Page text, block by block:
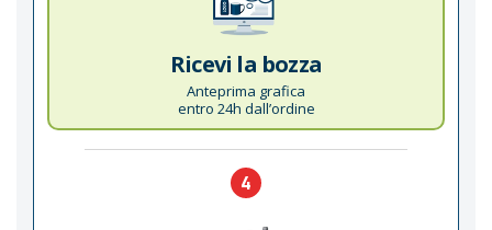
Ricevi la bozza
Anteprima grafica
entro 24h dall’ordine
4